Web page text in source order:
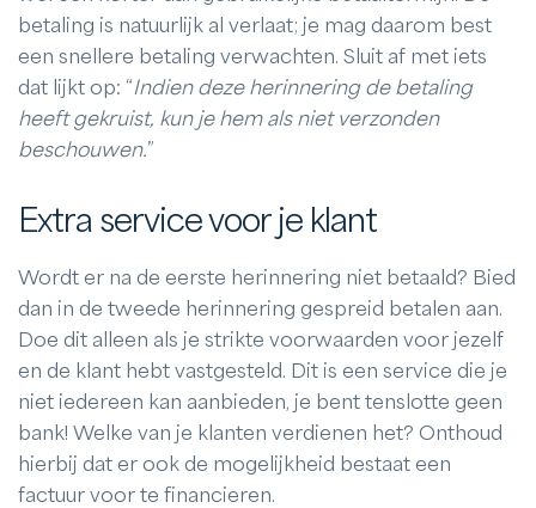
betaling is natuurlijk al verlaat; je mag daarom best
een snellere betaling verwachten. Sluit af met iets
dat lijkt op: “Indien deze herinnering de betaling
heeft gekruist, kun je hem als niet verzonden
beschouwen.”
Extra service voor je klant
Wordt er na de eerste herinnering niet betaald? Bied
dan in de tweede herinnering gespreid betalen aan.
Doe dit alleen als je strikte voorwaarden voor jezelf
en de klant hebt vastgesteld. Dit is een service die je
niet iedereen kan aanbieden, je bent tenslotte geen
bank! Welke van je klanten verdienen het? Onthoud
hierbij dat er ook de mogelijkheid bestaat een
factuur voor te financieren.